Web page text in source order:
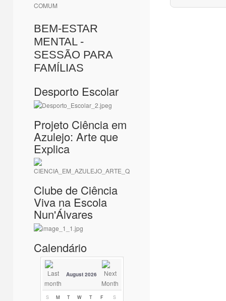
COMUM
BEM-ESTAR
MENTAL -
SESSÃO PARA
FAMÍLIAS
Desporto Escolar
Projeto Ciência em
Azulejo: Arte que
Explica
Clube de Ciência
Viva na Escola
Nun'Álvares
Calendário
August 2026
S M T W T F S